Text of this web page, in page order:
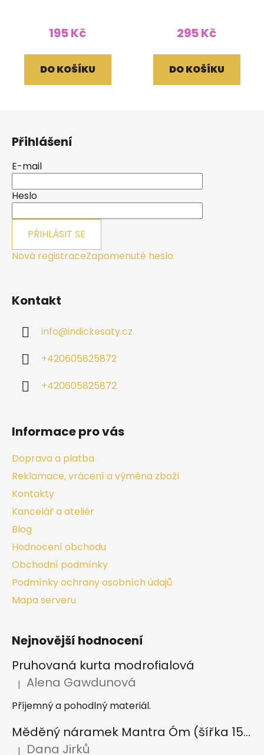
195 Kč
DO KOŠÍKU
295 Kč
DO KOŠÍKU
Přihlášení
E-mail
Heslo
PŘIHLÁSIT SE
Nová registraceZapomenuté heslo
Kontakt
info@indickesaty.cz
+420605825872
+420605825872
Informace pro vás
Doprava a platba
Reklamace, vrácení a výměna zboží
Kontakty
Kancelář a ateliér
Blog
Hodnocení obchodu
Obchodní podmínky
Podmínky ochrany osobních údajů
Mapa serveru
Nejnovější hodnocení
Pruhovaná kurta modrofialová
Hodnocení produktu je 5 z 5 hvězdiček.
| Alena Gawdunová
Příjemný a pohodlný materiál.
Měděný náramek Mantra Óm (šířka 15 mm)
| Dana Jirků